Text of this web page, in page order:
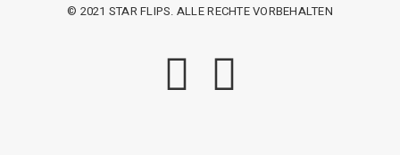
© 2021 STAR FLIPS. ALLE RECHTE VORBEHALTEN